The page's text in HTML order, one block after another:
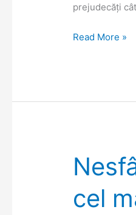
prejudecăți
Rusia,
Read More »
cel